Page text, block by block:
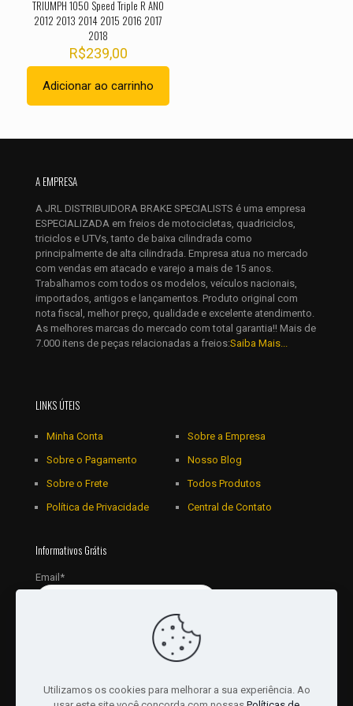
mail*
Salvar meus dados neste navegador para a próxima vez que
eu comentar.
TRIUMPH 1050 Speed Triple R ANO
2012 2013 2014 2015 2016 2017
2018
R$239,00
Adicionar ao carrinho
A EMPRESA
A JRL DISTRIBUIDORA BRAKE SPECIALISTS é uma empresa
ESPECIALIZADA em freios de motocicletas, quadriciclos,
triciclos e UTVs, tanto de baixa cilindrada como
principalmente de alta cilindrada. Empresa atua no mercado
com vendas em atacado e varejo a mais de 15 anos.
Trabalhamos com todos os modelos, veículos nacionais,
importados, antigos e lançamentos. Produto original com
nota fiscal, melhor preço, qualidade e excelente atendimento.
As melhores marcas do mercado com total garantia!! Mais de
7.000 itens de peças relacionadas a freios:Saiba Mais...
LINKS ÚTEIS
Minha Conta
Sobre o Pagamento
Sobre o Frete
Política de Privacidade
Sobre a Empresa
Nosso Blog
Todos Produtos
Central de Contato
Informativos Grátis
Email*
Utilizamos os cookies para melhorar a sua experiência. Ao